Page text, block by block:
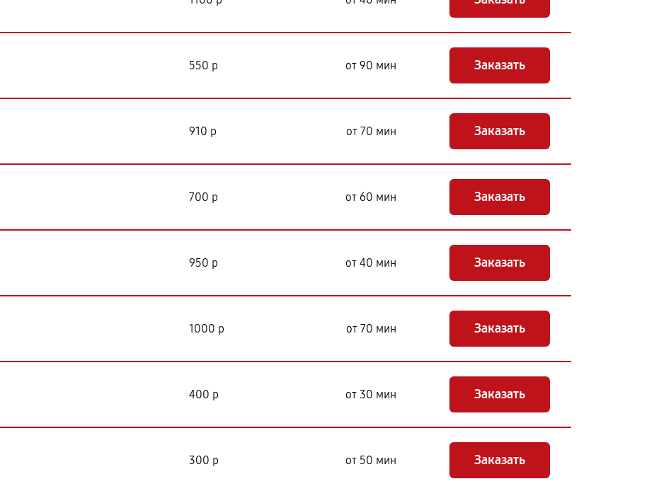
550 р от 90 мин Заказать
910 р от 70 мин Заказать
700 р от 60 мин Заказать
950 р от 40 мин Заказать
1000 р от 70 мин Заказать
400 р от 30 мин Заказать
300 р от 50 мин Заказать